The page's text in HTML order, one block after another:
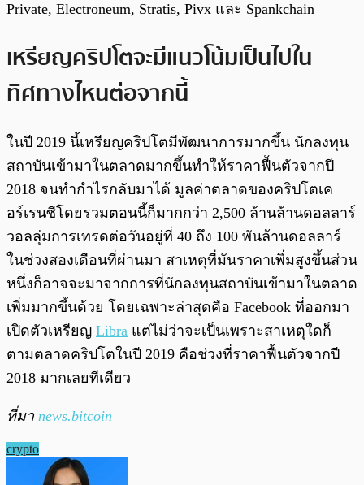
Private, Electroneum, Stratis, Pivx และ Spankchain
เหรียญคริปโตจะมีแนวโน้มเป็นไปใน
ทิศทางไหนต่อจากนี้
ในปี 2019 นี้เหรียญคริปโตมีพัฒนาการมากขึ้น นักลงทุน
สถาบันเข้ามาในตลาดมากขึ้นทำให้ราคาฟื้นตัวจากปี
2018 จนทำกำไรกลับมาได้ มูลค่าตลาดของคริปโตเค
อร์เรนซีโดยรวมตอนนี้ก็มากกว่า 2,500 ล้านล้านดอลลาร์
วอลลุ่มการเทรดต่อวันอยู่ที่ 40 ถึง 100 พันล้านดอลลาร์
ในช่วงสองเดือนที่ผ่านมา สาเหตุที่มันราคาเพิ่มสูงขึ้นส่วน
หนึ่งก็อาจจะมาจากการที่นักลงทุนสถาบันเข้ามาในตลาด
เพิ่มมากขึ้นด้วย โดยเฉพาะล่าสุดคือ Facebook ที่ออกมา
เปิดตัวเหรียญ Libra แต่ไม่ว่าจะเป็นเพราะสาเหตุใดก็
ตามตลาดคริปโตในปี 2019 คือช่วงที่ราคาฟื้นตัวจากปี
2018 มากเลยทีเดียว
ที่มา news.bitcoin
crypto